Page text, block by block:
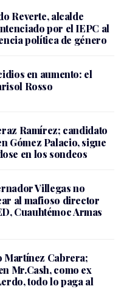
Reverte, alcalde
por el IEPC al
política de género
en aumento: el
Rosso
Ramírez; candidato
Gómez Palacio, sigue
en los sondeos
Villegas no
al mafioso director
Cuauhtémoc Armas
Martínez Cabrera;
Mr.Cash, como ex
todo lo paga al